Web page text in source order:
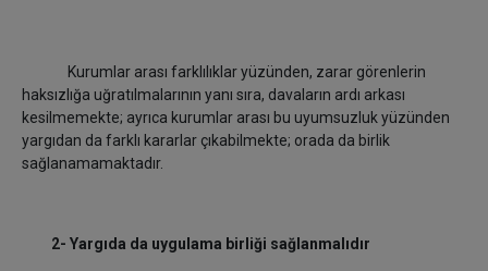
Kurumlar arası farklılıklar yüzünden, zarar görenlerin
haksızlığa uğratılmalarının yanı sıra, davaların ardı arkası
kesilmemekte; ayrıca kurumlar arası bu uyumsuzluk yüzünden
yargıdan da farklı kararlar çıkabilmekte; orada da birlik
sağlanamamaktadır.
2- Yargıda da uygulama birliği sağlanmalıdır